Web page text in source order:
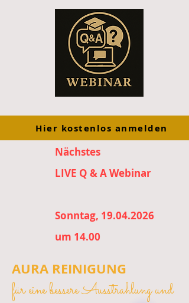
Hier kostenlos anmelden
Nächstes
LIVE Q & A Webinar
Sonntag, 19.04.2026
um 14.00
AURA REINIGUNG
für eine bessere Ausstrahlung und